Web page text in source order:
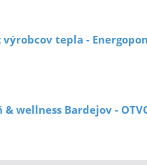
výrobcov tepla -
wellness Bardejov -